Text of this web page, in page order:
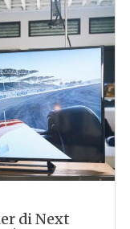
di Next